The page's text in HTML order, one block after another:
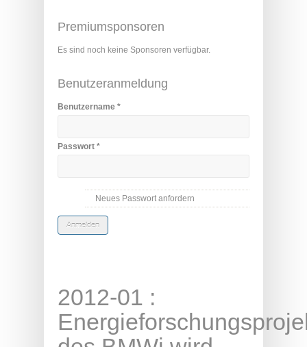
Premiumsponsoren
Es sind noch keine Sponsoren verfügbar.
Benutzeranmeldung
Benutzername *
Passwort *
Neues Passwort anfordern
2012-01 :